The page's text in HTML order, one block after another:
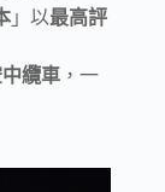
」以最高評
纜車 ，一